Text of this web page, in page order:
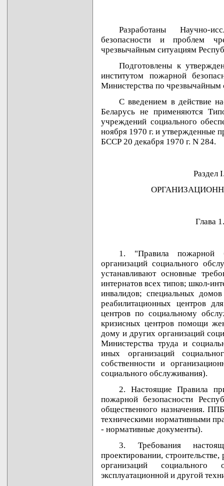
Разработаны Научно-
безопасности и проблем
чрезвычайным ситуациям
Подготовлены к
институтом пожарной
Министерства по чрезвычайным
С введением в действие
Беларусь не применяются
учреждений социального
ноября 1970 г. и утвержденные
БССР 20 декабря 1970 г. N 284.
1. "Правила пожарной
организаций социального
устанавливают основные
интернатов всех типов; школ-
инвалидов; специальных
реабилитационных центров
центров по социальному
кризисных центров помощи
дому и других организаций
Министерства труда и
иных организаций
собственности и
социального обслуживания).
2. Настоящие Правила
пожарной безопасности
общественного назначения.
техническими нормативными
- нормативные документы).
3. Требования
проектировании,
организаций социального
эксплуатационной и другой